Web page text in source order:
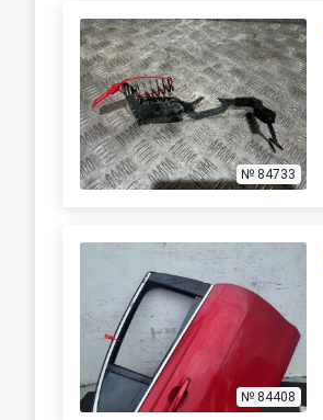
№ 84733
№ 84408